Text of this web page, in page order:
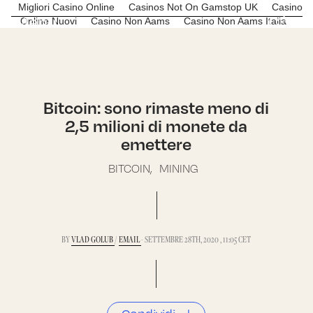
Migliori Casino Online Casinos Not On Gamstop UK
Casino
Online Nuovi
Casino Non Aams Casino Non Aams Italia
Menu C*R
Bitcoin: sono rimaste meno di
2,5 milioni di monete da
emettere
BITCOIN, MINING
BYVLAD GOLUB/EMAIL- SETTEMBRE 28TH, 2020 , 11:05 CET